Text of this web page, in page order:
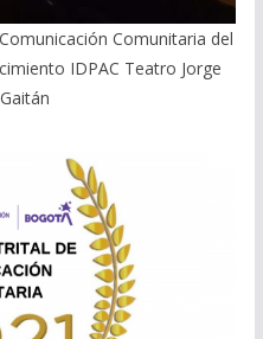
Comunitaria del
IDPAC Teatro Jorge